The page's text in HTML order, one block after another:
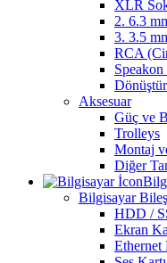
XLR
2. 6.3
3. 3.5
RCA
Aksesuar
Güç ve
Trolleys
Montaj
Diğer
Bilgisayar
HDD /
Ekran
Ethernet